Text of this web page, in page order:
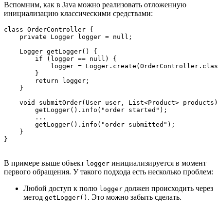
Вспомним, как в Java можно реализовать отложенную
инициализацию классическими средствами:
class OrderController {
    private Logger logger = null;
    Logger getLogger() {
        if (logger == null) {
logger =
        }
        return logger;
    }
void submitOrder(User user, List<Product>
        getLogger().info("order started");
        ...
        getLogger().info("order submitted");
    }
В примере выше объект logger инициализируется в момент
первого обращения. У такого подхода есть несколько проблем:
Любой доступ к полю logger должен происходить через
метод getLogger() . Это можно забыть сделать.